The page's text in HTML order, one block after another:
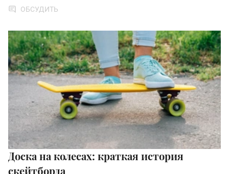
ОБСУДИТЬ
Доска на колесах: краткая история
скейтборда